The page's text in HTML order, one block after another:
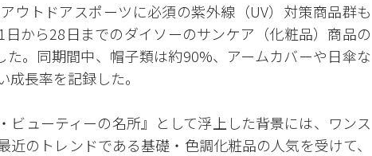
ウトドアスポーツに必須の紫外線（UV）対策商品群も
から28日までのダイソーのサンケア（化粧品）商品の
。同期間中、帽子類は約90%、アームカバーや日傘な
長率を記録した。
ビューティーの名所』として浮上した背景には、ワンス
近のトレンドである基礎・色調化粧品の人気を受けて、